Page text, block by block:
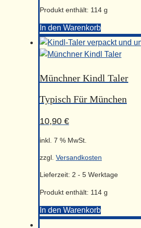
Produkt enthält: 114 g
In den Warenkorb
Münchner
Kindl
Menge
Münchner Kindl Taler
Typisch Für München
10,90 €
inkl. 7 % MwSt.
zzgl. Versandkosten
Lieferzeit: 2 - 5 Werktage
Produkt enthält: 114 g
In den Warenkorb
Münchner